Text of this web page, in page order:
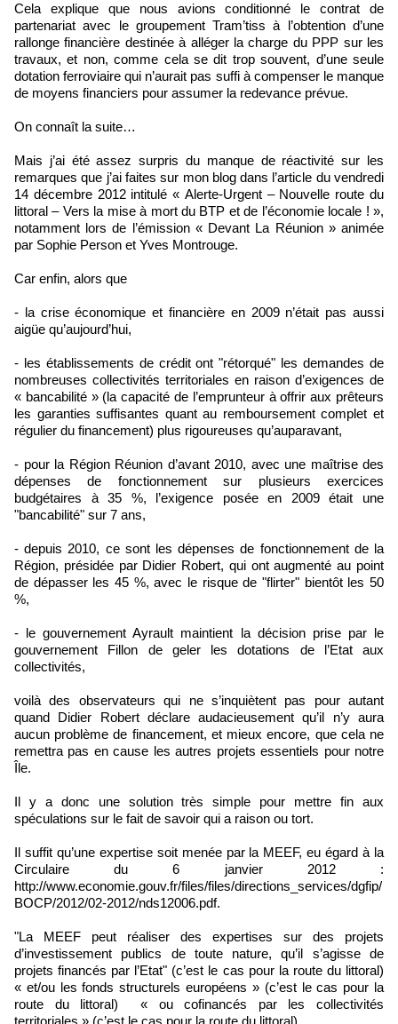
Cela explique que nous avions conditionné le contrat de
partenariat avec le groupement Tram’tiss à l’obtention d’une
rallonge financière destinée à alléger la charge du PPP sur les
travaux, et non, comme cela se dit trop souvent, d’une seule
dotation ferroviaire qui n’aurait pas suffi à compenser le manque
de moyens financiers pour assumer la redevance prévue.
On connaît la suite…
Mais j’ai été assez surpris du manque de réactivité sur les
remarques que j’ai faites sur mon blog dans l’article du vendredi
14 décembre 2012 intitulé « Alerte-Urgent – Nouvelle route du
littoral – Vers la mise à mort du BTP et de l’économie locale ! »,
notamment lors de l’émission « Devant La Réunion » animée
par Sophie Person et Yves Montrouge.
Car enfin, alors que
- la crise économique et financière en 2009 n’était pas aussi
aigüe qu’aujourd’hui,
- les établissements de crédit ont "rétorqué" les demandes de
nombreuses collectivités territoriales en raison d’exigences de
« bancabilité » (la capacité de l’emprunteur à offrir aux prêteurs
les garanties suffisantes quant au remboursement complet et
régulier du financement) plus rigoureuses qu’auparavant,
- pour la Région Réunion d’avant 2010, avec une maîtrise des
dépenses de fonctionnement sur plusieurs exercices
budgétaires à 35 %, l’exigence posée en 2009 était une
"bancabilité" sur 7 ans,
- depuis 2010, ce sont les dépenses de fonctionnement de la
Région, présidée par Didier Robert, qui ont augmenté au point
de dépasser les 45 %, avec le risque de "flirter" bientôt les 50
%,
- le gouvernement Ayrault maintient la décision prise par le
gouvernement Fillon de geler les dotations de l’Etat aux
collectivités,
voilà des observateurs qui ne s’inquiètent pas pour autant
quand Didier Robert déclare audacieusement qu’il n’y aura
aucun problème de financement, et mieux encore, que cela ne
remettra pas en cause les autres projets essentiels pour notre
Île.
Il y a donc une solution très simple pour mettre fin aux
spéculations sur le fait de savoir qui a raison ou tort.
Il suffit qu’une expertise soit menée par la MEEF, eu égard à la
Circulaire du 6 janvier 2012 :
http://www.economie.gouv.fr/files/files/directions_services/dgfip/
BOCP/2012/02-2012/nds12006.pdf.
"La MEEF peut réaliser des expertises sur des projets
d’investissement publics de toute nature, qu’il s’agisse de
projets financés par l’Etat" (c’est le cas pour la route du littoral)
« et/ou les fonds structurels européens » (c’est le cas pour la
route du littoral) « ou cofinancés par les collectivités
territoriales » (c’est le cas pour la route du littoral).